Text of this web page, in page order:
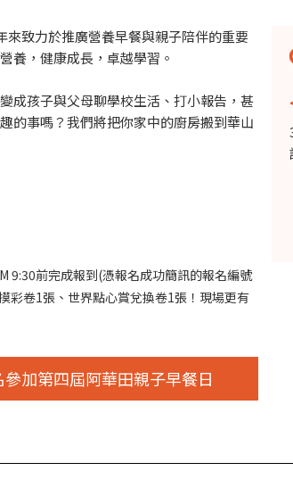
致力於推廣營養早餐與親子陪伴的重要
養，健康成長，卓越學習。
成孩子與父母聊學校生活、打小報告，甚
的事嗎？我們將把你家中的廚房搬到華山
9:30前完成報到(憑報名成功簡訊的報名編號
彩卷1張、世界點心賞兌換卷1張！現場更有
加第四屆阿華田親子早餐日